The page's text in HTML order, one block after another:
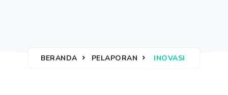
BERANDA PELAPORAN INOVASI